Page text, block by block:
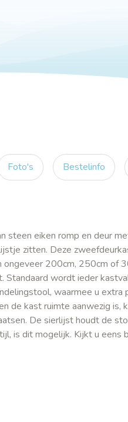
Foto's Bestelinfo
eiken romp en deur
zitten. Deze
200cm, 250cm of
Standaard wordt ieder
waarmee u extra
de kast ruimte aanwezig is,
De sierlijst houdt de
is dit mogelijk. Kijkt u eens